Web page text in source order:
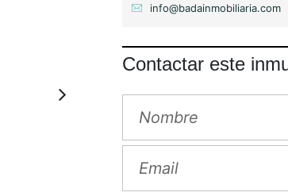
Next
info@badainmobiliaria.com
Contactar este